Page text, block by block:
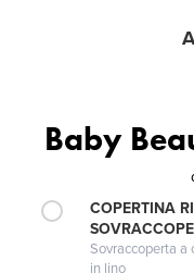
Baby
COPERTINA
Sovraccoperta a
in lino